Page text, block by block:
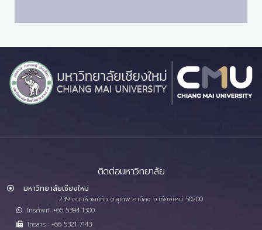
ติดต่อมหาวิทยาลัย
มหาวิทยาลัยเชียงใหม่
239 ถนนห้วยแก้ว ต.สุเทพ อ.เมือง จ.เชียงใหม่ 50200
โทรศัพท์ :+66 5394 1300
โทรสาร : +66 5321 7143